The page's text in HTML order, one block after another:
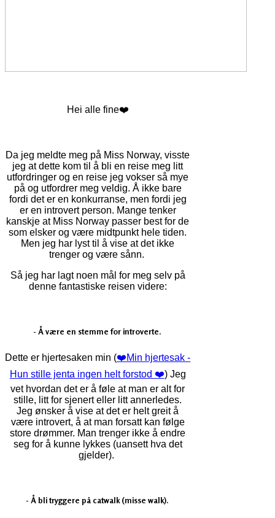
Hei alle fine❤️
Da jeg meldte meg på Miss Norway, visste
jeg at dette kom til å bli en reise meg litt
utfordringer og en reise jeg vokser så mye
på og utfordrer meg veldig. Å ikke bare
fordi det er en konkurranse, men fordi jeg
er en introvert person. Mange tenker
kanskje at Miss Norway passer best for de
som elsker og være midtpunkt hele tiden.
Men jeg har lyst til å vise at det ikke
trenger og være sånn.
Så jeg har lagt noen mål for meg selv på
denne fantastiske reisen videre:
- Å være en stemme for introverte.
Dette er hjertesaken min (❤️‍Min hjertesak -
Hun stille jenta ingen helt forstod ❤️‍) Jeg
vet hvordan det er å føle at man er alt for
stille, litt for sjenert eller litt annerledes.
Jeg ønsker å vise at det er helt greit å
være introvert, å at man forsatt kan følge
store drømmer. Man trenger ikke å endre
seg for å kunne lykkes (uansett hva det
gjelder).
- Å bli tryggere på catwalk (misse walk).